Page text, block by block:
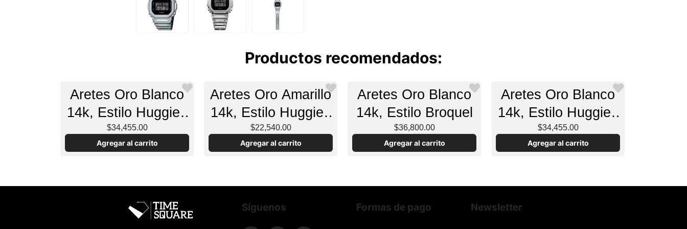
Productos recomendados:
Aretes Oro Blanco
14k, Estilo Huggies
con Diamantes
$34,455.00
Agregar al carrito
Aretes Oro Amarillo
14k, Estilo Huggies
con Diamantes
$22,540.00
Agregar al carrito
Aretes Oro Blanco
14k, Estilo Broquel
$36,800.00
Agregar al carrito
Aretes Oro Blanco
14k, Estilo Huggies
con Diamantes
$34,455.00
Agregar al carrito
Síguenos Formas de pago Newsletter